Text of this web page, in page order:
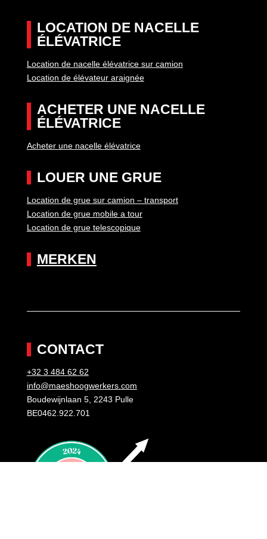
LOCATION DE NACELLE
ÉLÉVATRICE
Location de nacelle élévatrice sur camion
Location de élévateur araignée
ACHETER UNE NACELLE
ÉLÉVATRICE
Acheter une nacelle élévatrice
LOUER UNE GRUE
Location de grue sur camion – transport
Location de grue mobile a tour
Location de grue telescopique
MERKEN
CONTACT
+32 3 484 62 62
info@maeshoogwerkers.com
Boudewijnlaan 5, 2243 Pulle
BE0462.922.701